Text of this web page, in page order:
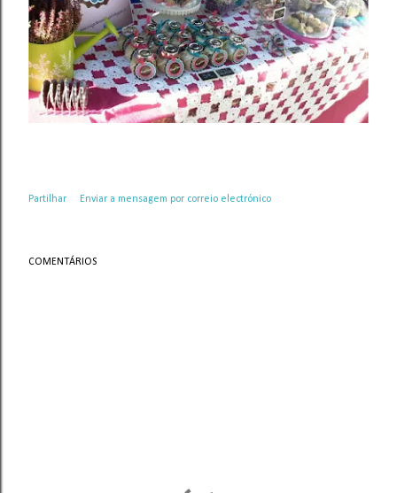
Partilhar Enviar a mensagem por correio electrónico
COMENTÁRIOS